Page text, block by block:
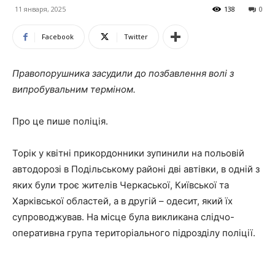
11 января, 2025 0
138
Facebook Twitter
Правопорушника засудили до позбавлення волі з
випробувальним терміном.
Про це пише поліція.
Торік у квітні прикордонники зупинили на польовій
автодорозі в Подільському районі дві автівки, в одній з
яких були троє жителів Черкаської, Київської та
Харківської областей, а в другій – одесит, який їх
супроводжував. На місце була викликана слідчо-
оперативна група територіального підрозділу поліції.